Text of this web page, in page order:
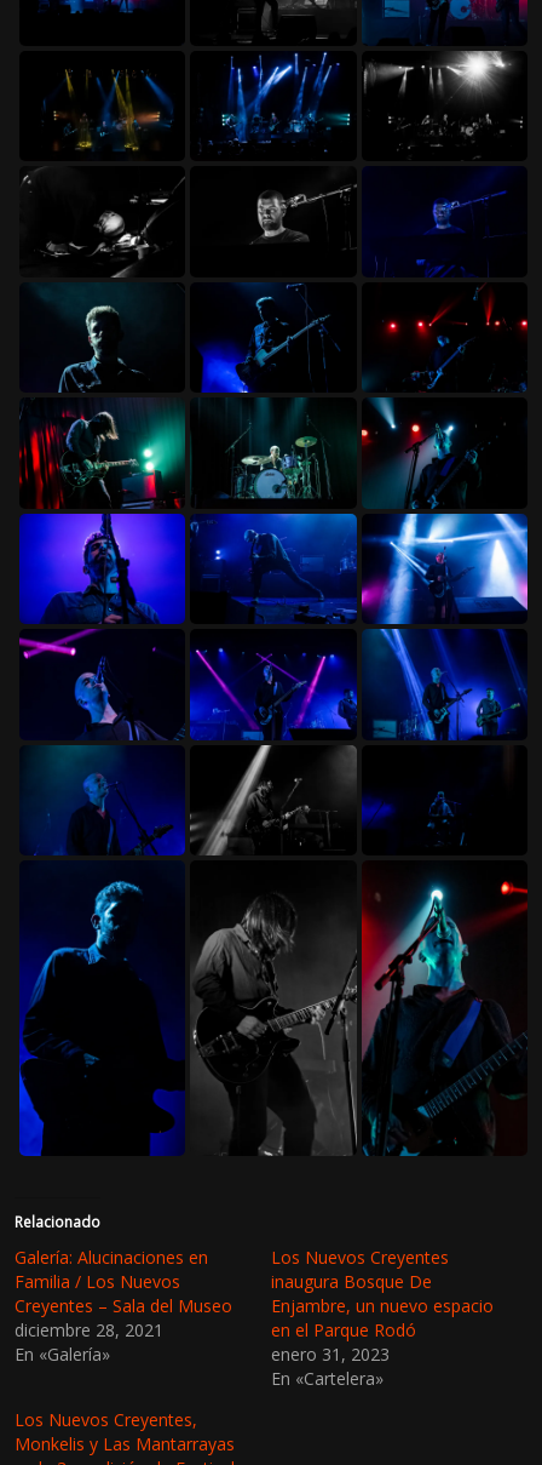
Relacionado
Galería: Alucinaciones en
Familia / Los Nuevos
Creyentes – Sala del Museo
diciembre 28, 2021
En «Galería»
Los Nuevos Creyentes
inaugura Bosque De
Enjambre, un nuevo espacio
en el Parque Rodó
enero 31, 2023
En «Cartelera»
Los Nuevos Creyentes,
Monkelis y Las Mantarrayas